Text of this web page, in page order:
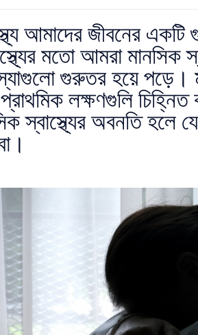
আমাদের জীবনের
মতো আমরা মানসিক
গুরুতর হয়ে পড়ে।
লক্ষণগুলি চিহ্নিত
স্বাস্থ্যের অবনতি হলে